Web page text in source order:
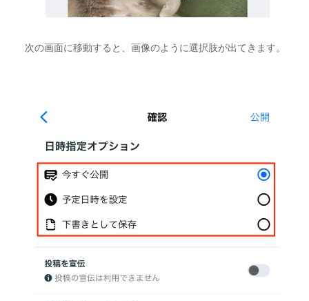
次の画面に移動すると、画像のように選択肢が出てきます。